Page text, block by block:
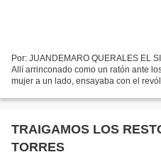
Por: JUANDEMARO QUERALES EL
Allí arrinconado como un ratón ante
mujer a un lado, ensayaba con el
TRAIGAMOS LOS
TORRES